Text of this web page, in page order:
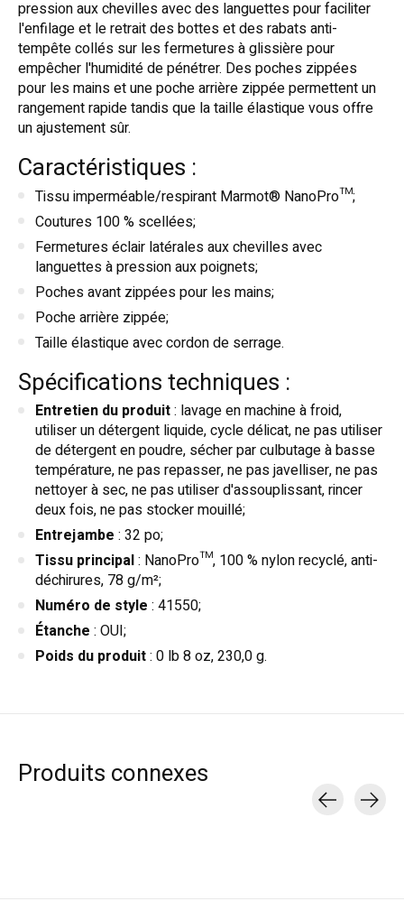
pression aux chevilles avec des languettes pour faciliter
l'enfilage et le retrait des bottes et des rabats anti-
tempête collés sur les fermetures à glissière pour
empêcher l'humidité de pénétrer. Des poches zippées
pour les mains et une poche arrière zippée permettent un
rangement rapide tandis que la taille élastique vous offre
un ajustement sûr.
Caractéristiques :
Tissu imperméable/respirant Marmot® NanoPro™;
Coutures 100 % scellées;
Fermetures éclair latérales aux chevilles avec
languettes à pression aux poignets;
Poches avant zippées pour les mains;
Poche arrière zippée;
Taille élastique avec cordon de serrage.
Spécifications techniques :
Entretien du produit: lavage en machine à froid,
utiliser un détergent liquide, cycle délicat, ne pas utiliser
de détergent en poudre, sécher par culbutage à basse
température, ne pas repasser, ne pas javelliser, ne pas
nettoyer à sec, ne pas utiliser d'assouplissant, rincer
deux fois, ne pas stocker mouillé;
Entrejambe : 32 po;
Tissu principal: NanoPro™, 100 % nylon recyclé, anti-
déchirures, 78 g/m²;
Numéro de style : 41550;
Étanche : OUI;
Poids du produit: 0 lb 8 oz, 230,0 g.
Produits connexes